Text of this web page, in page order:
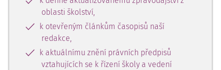
oblasti školství,
k otevřeným článkům časopisů naší
redakce,
k aktuálnímu znění právních předpisů
vztahujících se k řízení školy a vedení